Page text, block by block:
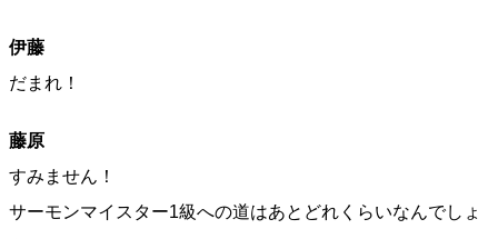
伊藤
だまれ！
藤原
すみません！
サーモンマイスター1級への道はあとどれくらいなんでしょ